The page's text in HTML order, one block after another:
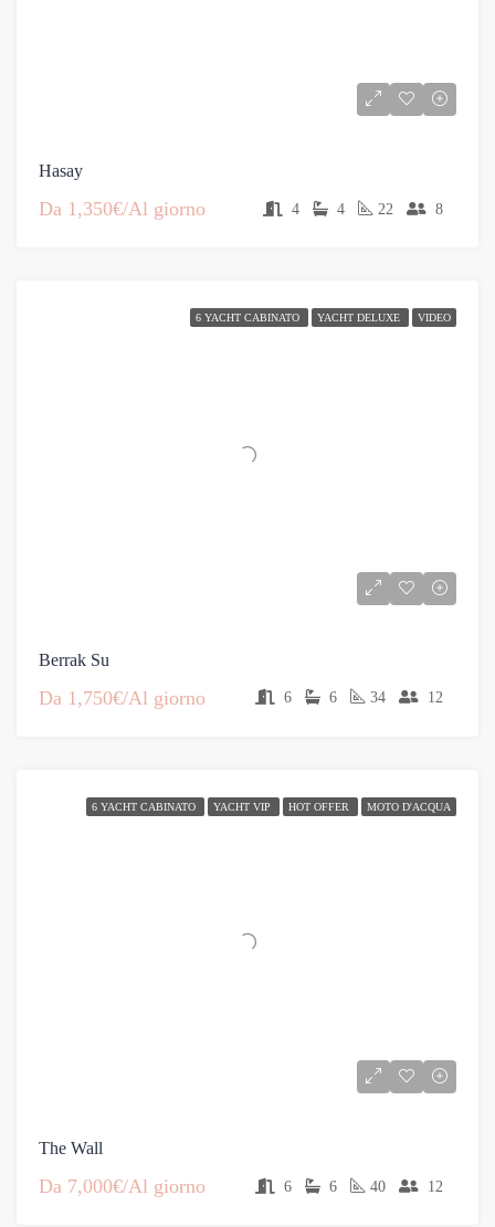
Hasay
Da 1,350€/Al giorno 4 4 22 8
6 YACHT CABINATO YACHT DELUXE VIDEO
Berrak Su
Da 1,750€/Al giorno 6 6 34 12
6 YACHT CABINATO YACHT VIP HOT OFFER MOTO D'ACQUA
The Wall
Da 7,000€/Al giorno 6 6 40 12